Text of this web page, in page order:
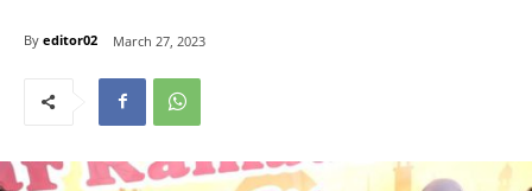
By editor02 March 27, 2023